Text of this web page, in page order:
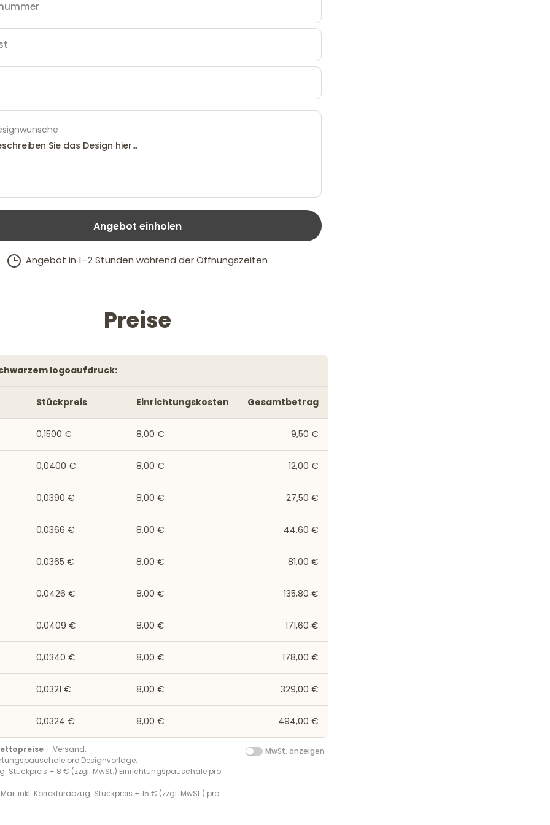
Angebot einholen
Angebot in 1–2 Stunden während der Öffnungszeiten
Preise
logoaufdruck:
Stückpreis Einrichtungskosten Gesamtbetrag
0,1500 € 8,00 € 9,50 €
0,0400 € 8,00 € 12,00 €
0,0390 € 8,00 € 27,50 €
0,0366 € 8,00 € 44,60 €
0,0365 € 8,00 € 81,00 €
0,0426 € 8,00 € 135,80 €
0,0409 € 8,00 € 171,60 €
0,0340 € 8,00 € 178,00 €
0,0321 € 8,00 € 329,00 €
0,0324 € 8,00 € 494,00 €
+ Versand.
pro Designvorlage.
Stückpreis + 8 € (zzgl. MwSt.) Einrichtungspauschale pro
inkl. Korrekturabzug: Stückpreis + 15 € (zzgl. MwSt.) pro
MwSt. anzeigen